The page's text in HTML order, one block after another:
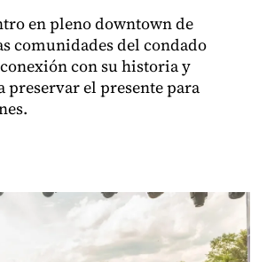
en pleno downtown de
comunidades del condado
con su historia y
preservar el presente para